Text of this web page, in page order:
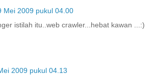
Mei 2009 pukul 04.00
istilah itu..web crawler...hebat kawan ...:)
2009 pukul 04.13